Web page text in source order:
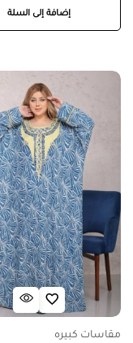
إضافة إلى السلة
مقاسات كبيره